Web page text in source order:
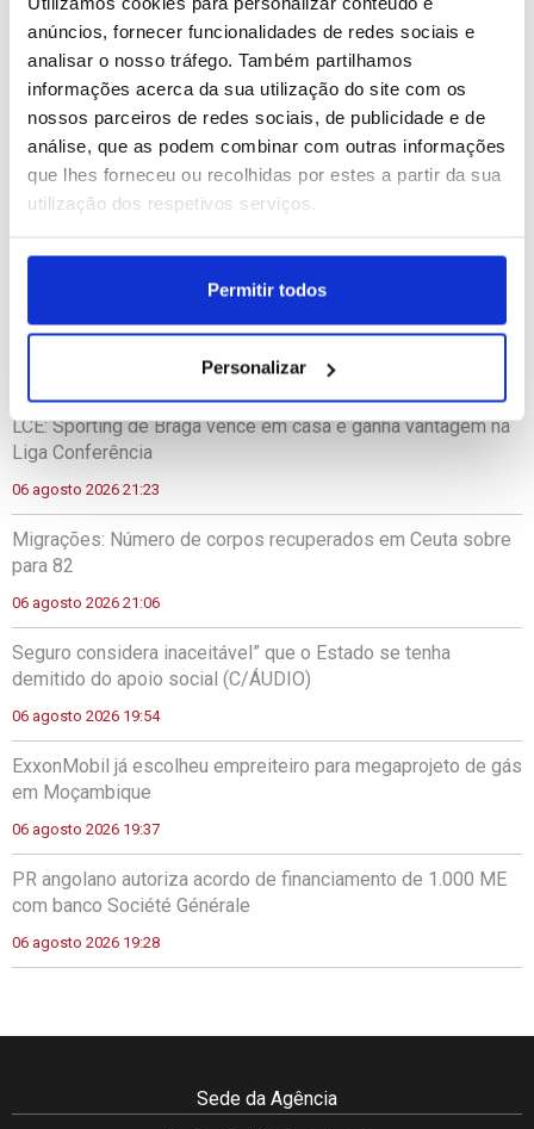
anúncios, fornecer funcionalidades de redes sociais e
analisar o nosso tráfego. Também partilhamos
informações acerca da sua utilização do site com os
nossos parceiros de redes sociais, de publicidade e de
análise, que as podem combinar com outras informações
que lhes forneceu ou recolhidas por estes a partir da sua
utilização dos respetivos serviços.
Permitir todos
Personalizar
Coesão - Candidaturas à 2.ª edição dos Prémios dos
Fundos Europeus prorrogadas até 31 de julho.pdf
ÚLTIMAS NOTÍCIAS |
06 agosto 2026 21:55
do verão de 2026
LCE: Sporting de Braga vence em casa e ganha vantagem na
Liga Conferência
06 agosto 2026 21:23
Migrações: Número de corpos recuperados em Ceuta sobre
para 82
06 agosto 2026 21:06
Seguro considera inaceitável” que o Estado se tenha
demitido do apoio social (C/ÁUDIO)
06 agosto 2026 19:54
ExxonMobil já escolheu empreiteiro para megaprojeto de gás
em Moçambique
06 agosto 2026 19:37
PR angolano autoriza acordo de financiamento de 1.000 ME
com banco Société Générale
06 agosto 2026 19:28
Sede da Agência